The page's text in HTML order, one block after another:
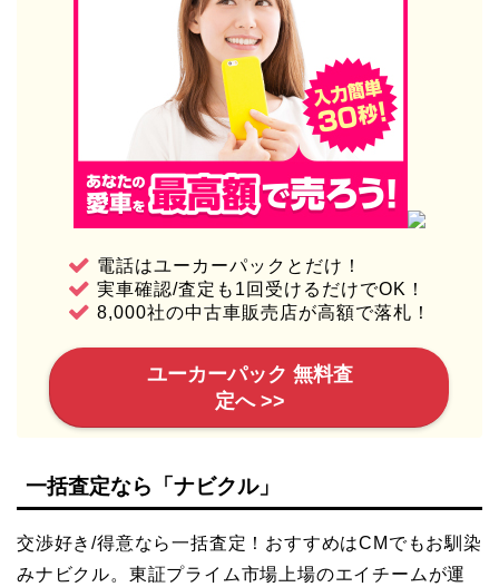
電話はユーカーパックとだけ！
実車確認/査定も1回受けるだけでOK！
8,000社の中古車販売店が高額で落札！
ユーカーパック 無料査
定へ >>
一括査定なら「ナビクル」
交渉好き/得意なら一括査定！おすすめはCMでもお馴染
みナビクル。東証プライム市場上場のエイチームが運